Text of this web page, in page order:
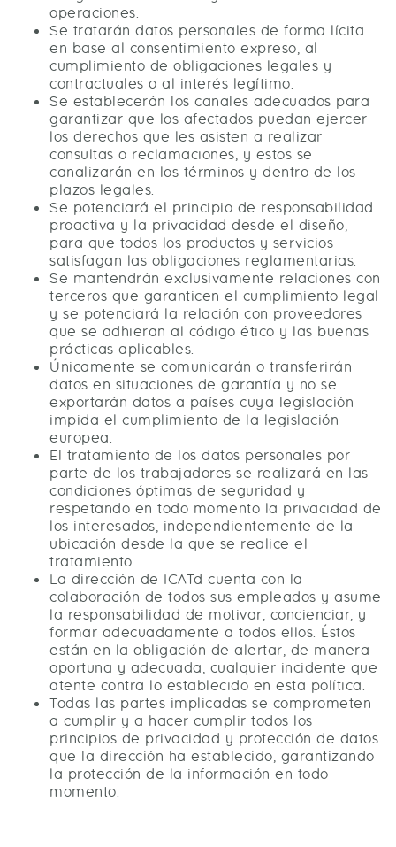
operaciones.
Se tratarán datos personales de forma lícita
en base al consentimiento expreso, al
cumplimiento de obligaciones legales y
contractuales o al interés legítimo.
Se establecerán los canales adecuados para
garantizar que los afectados puedan ejercer
los derechos que les asisten a realizar
consultas o reclamaciones, y estos se
canalizarán en los términos y dentro de los
plazos legales.
Se potenciará el principio de responsabilidad
proactiva y la privacidad desde el diseño,
para que todos los productos y servicios
satisfagan las obligaciones reglamentarias.
Se mantendrán exclusivamente relaciones con
terceros que garanticen el cumplimiento legal
y se potenciará la relación con proveedores
que se adhieran al código ético y las buenas
prácticas aplicables.
Únicamente se comunicarán o transferirán
datos en situaciones de garantía y no se
exportarán datos a países cuya legislación
impida el cumplimiento de la legislación
europea.
El tratamiento de los datos personales por
parte de los trabajadores se realizará en las
condiciones óptimas de seguridad y
respetando en todo momento la privacidad de
los interesados, independientemente de la
ubicación desde la que se realice el
tratamiento.
La dirección de ICATd cuenta con la
colaboración de todos sus empleados y asume
la responsabilidad de motivar, concienciar, y
formar adecuadamente a todos ellos. Éstos
están en la obligación de alertar, de manera
oportuna y adecuada, cualquier incidente que
atente contra lo establecido en esta política.
Todas las partes implicadas se comprometen
a cumplir y a hacer cumplir todos los
principios de privacidad y protección de datos
que la dirección ha establecido, garantizando
la protección de la información en todo
momento.